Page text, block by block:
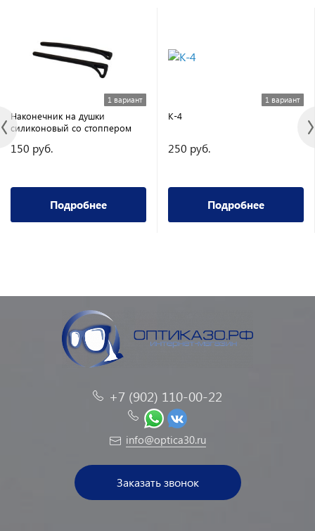
1 вариант
Наконечник на душки
силиконовый со стоппером
150 руб.
Подробнее
1 вариант
К-4
250 руб.
Подробнее
+7 (902) 110-00-22
info@optica30.ru
Заказать звонок